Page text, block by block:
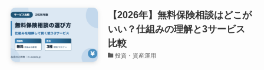
【2026年】無料保険相談はどこが
いい？仕組みの理解と3サービス
比較
投資・資産運用